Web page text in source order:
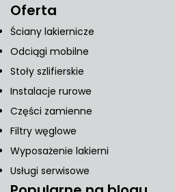
Oferta
Ściany lakiernicze
Odciągi mobilne
Stoły szlifierskie
Instalacje rurowe
Części zamienne
Filtry węglowe
Wyposażenie lakierni
Usługi serwisowe